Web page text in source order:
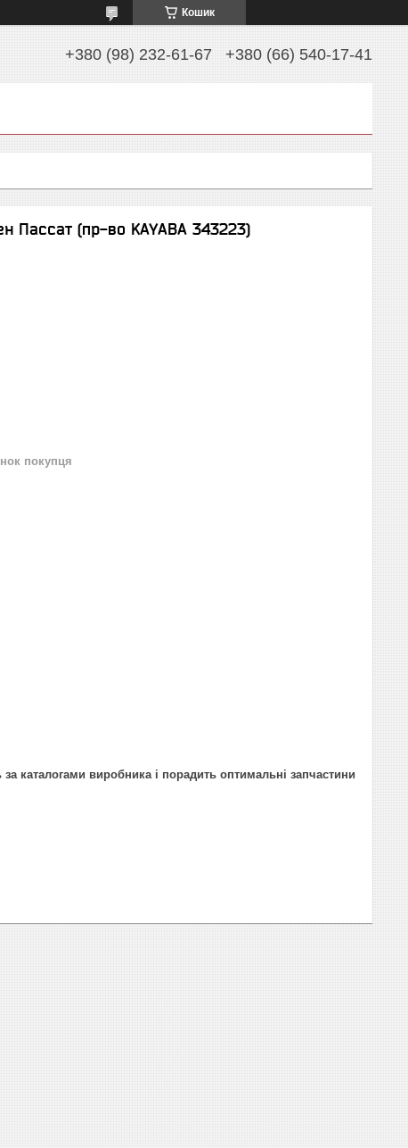
Кошик
+380 (98) 232-61-67 +380 (66) 540-17-41
Пассат (пр-во KAYABA 343223)
покупця
каталогами виробника і порадить оптимальні запчастини